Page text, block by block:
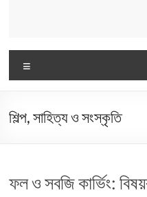
শিল্প, সাহিত্য ও সংস্কৃতি
ফল ও সবজি কার্ভিং: